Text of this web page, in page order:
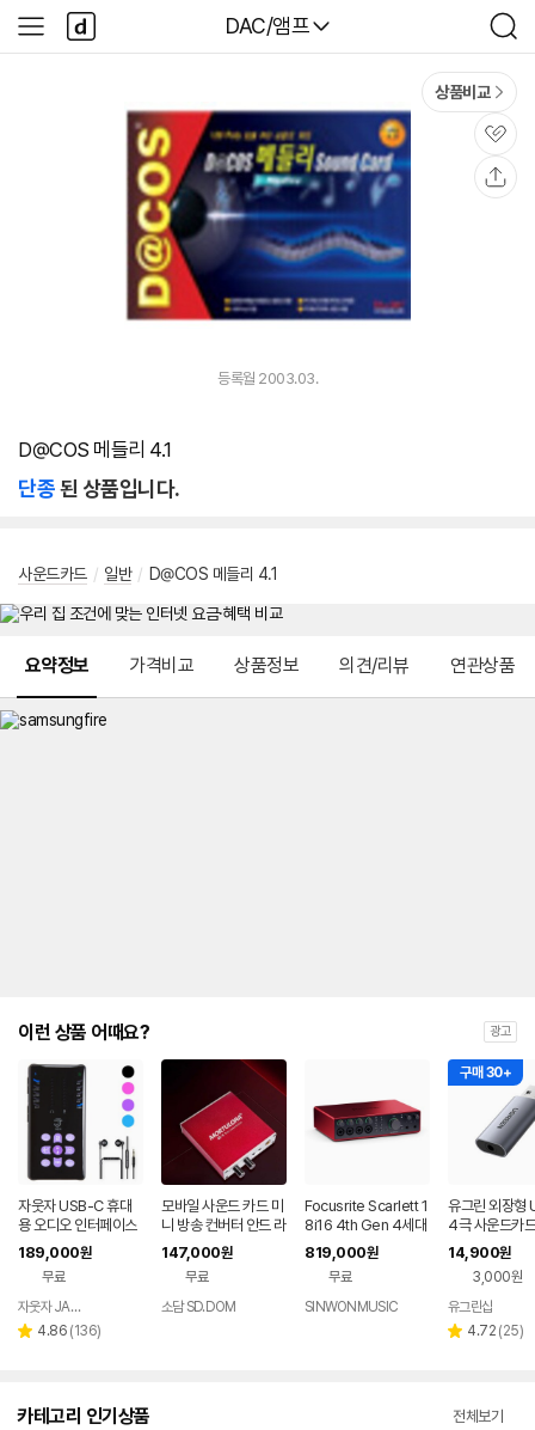
다나와
DAC/앰프
검
색
사
이
다
나
와
상품비교
관
심
등록월 2003.03.
D@COS 메들리 4.1
단종된 상품입니다.
사운드카드 / 일반 / D@COS 메들리 4.1
요약정보 가격비교 상품정보 의견/리뷰 연관상품
이런 상품 어때요? 광고
자웃자 USB-C 휴대
용 오디오 인터페이스
189,000원
무료
페이
자웃자 JAUTJA
별 4.86 리
(136)
모바일 사운드 카드 미
니 방송 컨버터 안드 라
이브 게임용
147,000원
무료
소담 SD.DOM
Focusrite Scarlett 1
8i16 4th Gen 4세대
오디오인터페이스
819,000원
무료
SINWONMUSIC
구매 30+
유그린 외장형
4극 사운드카
터, CM383
14,900원
3,000원
유그린샵
별 4.72 리
(25)
카테고리 인기상품 전체보기